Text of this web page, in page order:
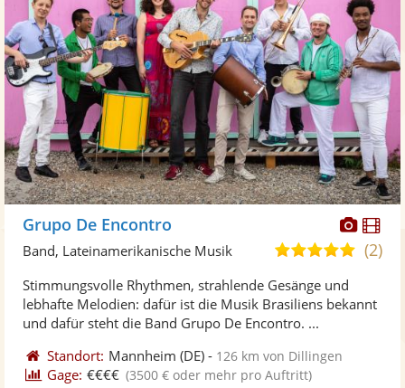
Grupo De Encontro
5,0(2)
Band, Lateinamerikanische Musik
Stimmungsvolle Rhythmen, strahlende Gesänge und
lebhafte Melodien: dafür ist die Musik Brasiliens bekannt
und dafür steht die Band Grupo De Encontro. ...
Standort: Mannheim (DE) - 126 km von Dillingen
Gage: €€€€ (3500 € oder mehr pro Auftritt)